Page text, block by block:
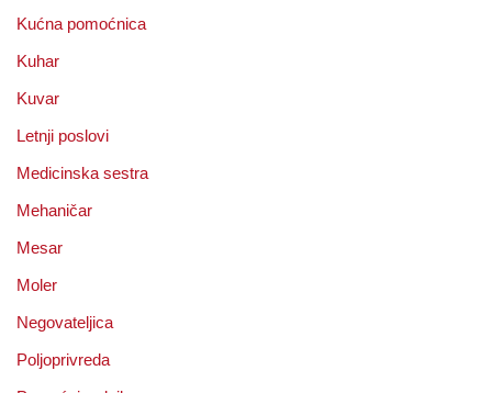
Kućna pomoćnica
Kuhar
Kuvar
Letnji poslovi
Medicinska sestra
Mehaničar
Mesar
Moler
Negovateljica
Poljoprivreda